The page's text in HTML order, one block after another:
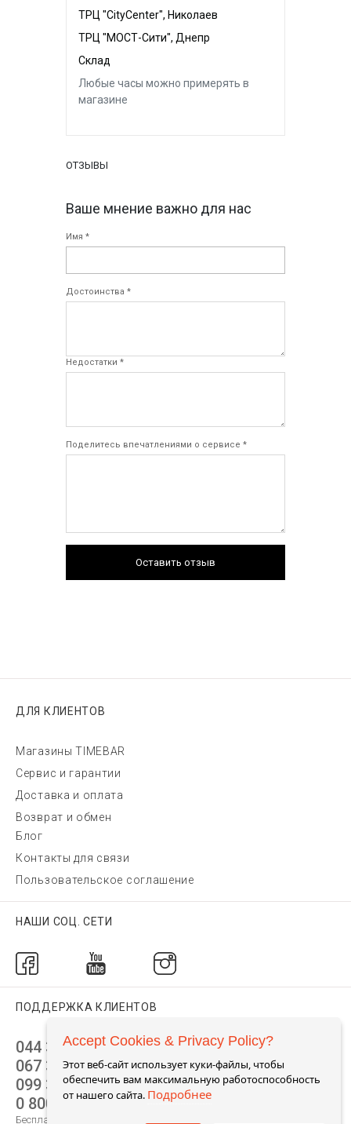
ТРЦ "CityCenter", Николаев
ТРЦ "МОСТ-Сити", Днепр
Склад
Любые часы можно примерять в
магазине
ОТЗЫВЫ
Ваше мнение важно для нас
Имя *
Достоинства *
Недостатки *
Поделитесь впечатлениями о сервисе *
Оставить отзыв
ДЛЯ КЛИЕНТОВ
Магазины TIMEBAR
Сервис и гарантии
Доставка и оплата
Возврат и обмен
Блог
Контакты для связи
Пользовательское соглашение
НАШИ СОЦ. СЕТИ
ПОДДЕРЖКА КЛИЕНТОВ
044 392 44 45
067 344 14 44 (viber)
099 399 23 80
0 800 305 805
Бесплатно по Украине
Accept Cookies & Privacy Policy?
Этот веб-сайт использует куки-файлы, чтобы
обеспечить вам максимальную работоспособность
от нашего сайта. Подробнее